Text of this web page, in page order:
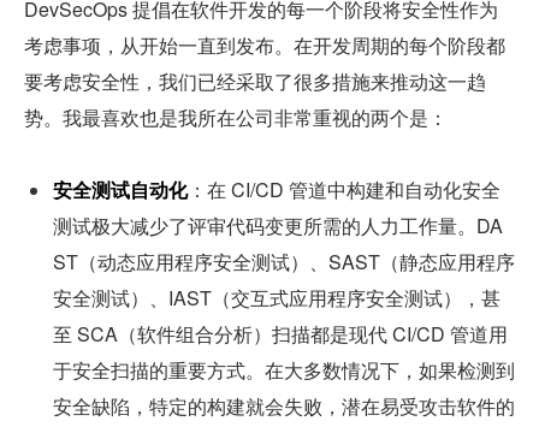
DevSecOps 提倡在软件开发的每一个阶段将安全性作为
考虑事项，从开始一直到发布。在开发周期的每个阶段都
要考虑安全性，我们已经采取了很多措施来推动这一趋
势。我最喜欢也是我所在公司非常重视的两个是：
安全测试自动化：在 CI/CD 管道中构建和自动化安全
测试极大减少了评审代码变更所需的人力工作量。DA
ST（动态应用程序安全测试）、SAST（静态应用程序
安全测试）、IAST（交互式应用程序安全测试），甚
至 SCA（软件组合分析）扫描都是现代 CI/CD 管道用
于安全扫描的重要方式。在大多数情况下，如果检测到
安全缺陷，特定的构建就会失败，潜在易受攻击软件的